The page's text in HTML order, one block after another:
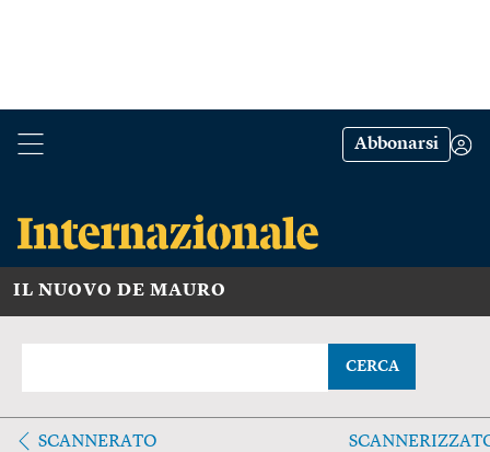
Abbonarsi
IL NUOVO DE MAURO
CERCA
SCANNERATO